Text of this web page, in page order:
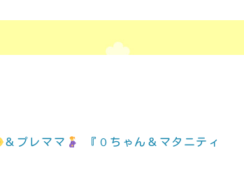
＆プレママ 『０ちゃん＆マタニティ